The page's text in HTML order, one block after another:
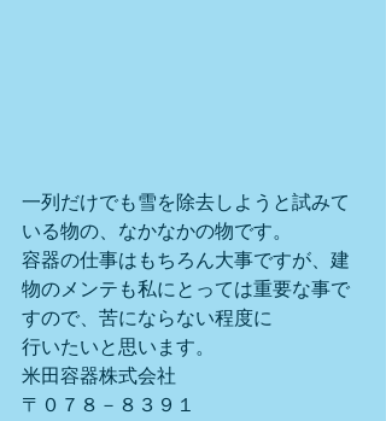
一列だけでも雪を除去しようと試みて
いる物の、なかなかの物です。
容器の仕事はもちろん大事ですが、建
物のメンテも私にとっては重要な事で
すので、苦にならない程度に
行いたいと思います。
米田容器株式会社
〒０７８－８３９１